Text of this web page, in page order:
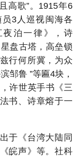
高歌”。1915年6
3人巡视闽海各
泊一律》，诗
盘古塔，高垒锁
行何所冀，为众
邹鲁 ”等匾4块，
许世英手书《三
书、诗章熔于一
《台湾大陆同
皖声》等。社科